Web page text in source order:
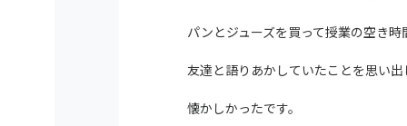
パンとジューズを買って授業の空き時
友達と語りあかしていたことを思い出
懐かしかったです。